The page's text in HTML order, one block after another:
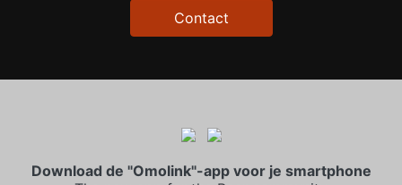
Contact
Download de "Omolink"-app voor je smartphone